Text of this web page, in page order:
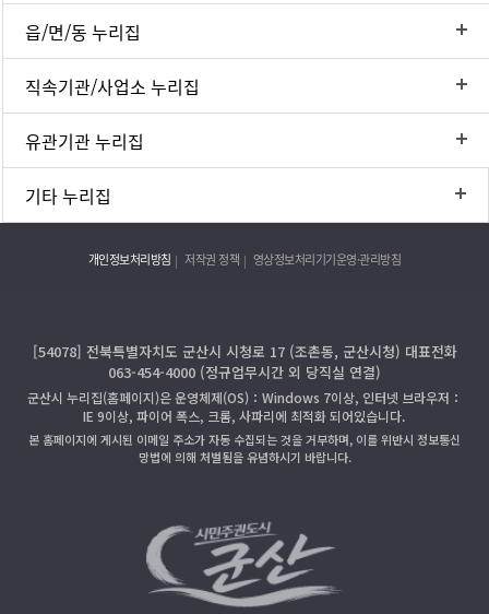
읍/면/동 누리집
직속기관/사업소 누리집
유관기관 누리집
기타 누리집
개인정보처리방침 저작권 정책 영상정보처리기기운영·관리방침
[54078] 전북특별자치도 군산시 시청로 17 (조촌동, 군산시청) 대표전화
063-454-4000 (정규업무시간 외 당직실 연결)
군산시 누리집(홈페이지)은 운영체제(OS)：Windows 7이상, 인터넷 브라우저：
IE 9이상, 파이어 폭스, 크롬, 사파리에 최적화 되어있습니다.
본 홈페이지에 게시된 이메일 주소가 자동 수집되는 것을 거부하며, 이를 위반시 정보통신
망법에 의해 처벌됨을 유념하시기 바랍니다.